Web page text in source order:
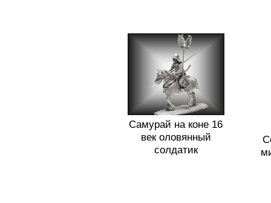
Самурай на коне 16
век оловянный
солдатик